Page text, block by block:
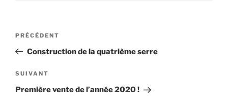
Navigation
l’article
Article
précédent
PRÉCÉDENT
Construction de la quatrième serre
Article
suivant
SUIVANT
Première vente de l’année 2020 !